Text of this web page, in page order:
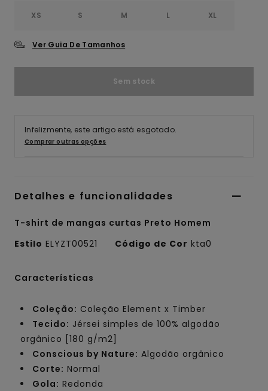
XS S M L XL
Ver Guia De Tamanhos
Sem stock
Infelizmente, este artigo está esgotado.
Comprar outras opções
Detalhes e funcionalidades
T-shirt de mangas curtas Preto Homem
Estilo ELYZT00521 Código de Cor kta0
Características
Coleção: Coleção Element x Timber
Tecido: Jérsei simples de 100% algodão
orgânico [180 g/m2]
Conscious by Nature: Algodão orgânico
Corte: Normal
Gola: Redonda